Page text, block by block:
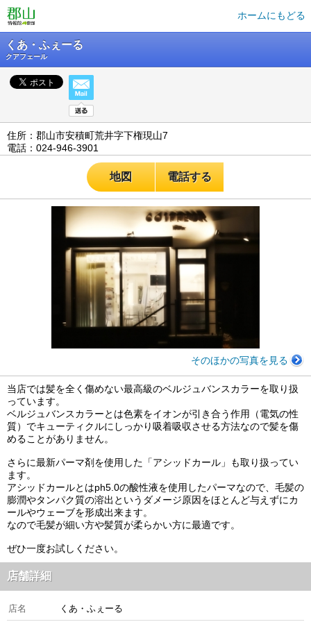
ホームにもどる
くあ・ふぇーる
クアフェール
住所：郡山市安積町荒井字下権現山7
電話：024-946-3901
地図 電話する
そのほかの写真を見る
当店では髪を全く傷めない最高級のベルジュバンスカラーを取り扱
っています。
ベルジュバンスカラーとは色素をイオンが引き合う作用（電気の性
質）でキューティクルにしっかり吸着吸収させる方法なので髪を傷
めることがありません。
さらに最新パーマ剤を使用した「アシッドカール」も取り扱ってい
ます。
アシッドカールとはph5.0の酸性液を使用したパーマなので、毛髪の
膨潤やタンパク質の溶出というダメージ原因をほとんど与えずにカ
ールやウェーブを形成出来ます。
なので毛髪が細い方や髪質が柔らかい方に最適です。
ぜひ一度お試しください。
店舗詳細
店名 くあ・ふぇーる